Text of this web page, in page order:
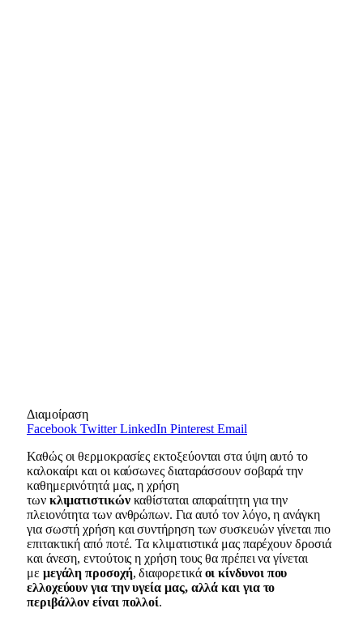
Διαμοίραση
Facebook Twitter LinkedIn Pinterest Email
Καθώς οι θερμοκρασίες εκτοξεύονται στα ύψη αυτό το
καλοκαίρι και οι καύσωνες διαταράσσουν σοβαρά την
καθημερινότητά μας, η χρήση
των κλιματιστικώνκαθίσταται απαραίτητη για την
πλειονότητα των ανθρώπων. Για αυτό τον λόγο, η ανάγκη
για σωστή χρήση και συντήρηση των συσκευών γίνεται πιο
επιτακτική από ποτέ. Τα κλιματιστικά μας παρέχουν δροσιά
και άνεση, εντούτοις η χρήση τους θα πρέπει να γίνεται
με μεγάλη προσοχή, διαφορετικά οι κίνδυνοι που
ελλοχεύουν για την υγεία μας, αλλά και για το
περιβάλλον είναι πολλοί.